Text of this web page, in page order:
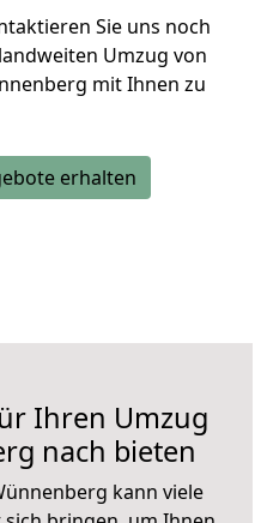
Sie uns noch
Umzug von
mit Ihnen zu
erhalten
Ihren Umzug
nach bieten
kann viele